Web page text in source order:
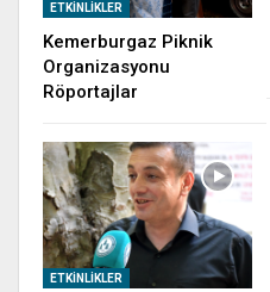
ETKINLIKLER
Kemerburgaz Piknik
Organizasyonu
Röportajlar
ETKINLIKLER